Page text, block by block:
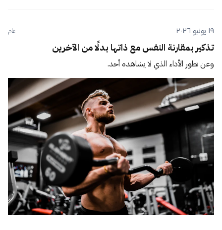
١٩ يونيو ٢٠٢٦ عام
تذكير بمقارنة النفس مع ذاتها بدلًا من الآخرين
وعن تطور الأداء الذي لا يشاهده أحد.